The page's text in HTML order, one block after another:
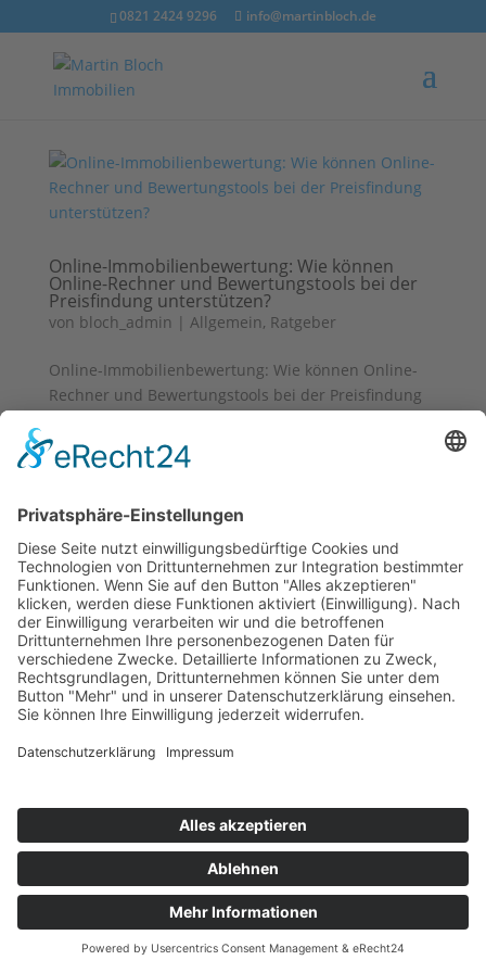
0821 2424 9296 info@martinbloch.de
Online-Immobilienbewertung: Wie können
Online-Rechner und Bewertungstools bei der
Preisfindung unterstützen?
von bloch_admin | Allgemein, Ratgeber
Online-Immobilienbewertung: Wie können Online-
Rechner und Bewertungstools bei der Preisfindung
Um herauszufinden, wo der Angebotspreis liegt,
nutzen viele Eigentümer die Online-
Kategorien
Allgemein
Augsburger Stadtviertel
Aus dem Makleralltag
Landkreis Augsburg
News
Ratgeber
Martin Bloch Immobilien GmbH ©
|AGB|Barrierefreiheitserklärung
Vertrag widerrufen